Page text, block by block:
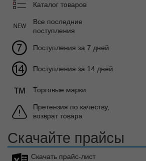
Каталог товаров
Все последние
поступления
Поступления за 7 дней
Поступления за 14 дней
Торговые марки
Претензия по качеству,
возврат товара
Скачайте прайсы
Скачать прайс-лист